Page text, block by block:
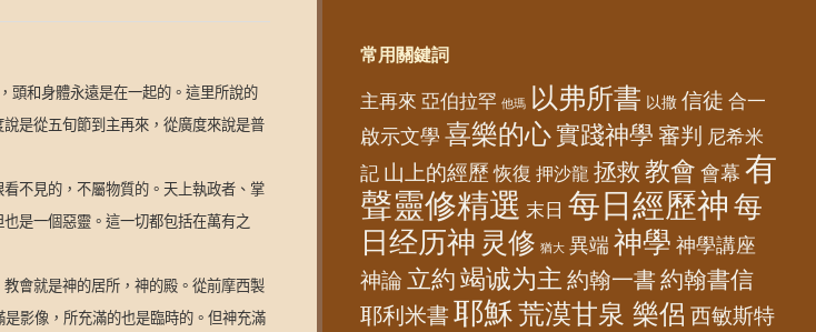
頭和身體永遠是在一起的。這里所說的
是從五旬節到主再來，從廣度來說是普
不見的，不屬物質的。天上執政者、掌
是一個惡靈。這一切都包括在萬有之
會就是神的居所，神的殿。從前摩西製
是影像，所充滿的也是臨時的。但神充滿
常用關鍵詞
主再來 亞伯拉罕 他瑪 以弗所書 以撒 信徒 合一
啟示文學 喜樂的心實踐神學 審判 尼希米
記 山上的經歷 恢復 押沙龍 拯救 教會 會幕 有
聲靈修精選 末日 每日經歷神 每
日经历神 灵修 猶大 異端 神學 神學講座
神論 立約 竭诚为主 約翰一書 約翰書信
耶利米書 耶穌荒漠甘泉 樂侶 西敏斯特